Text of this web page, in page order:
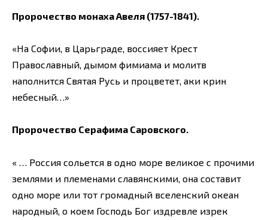
Пророчество монаха Авеля (1757-1841).
«На Софии, в Царьграде, воссияет Крест
Православный, дымом фимиама и молитв
наполнится Святая Русь и процветет, аки крин
небесный…»
Пророчество Серафима Саровского.
« … Россия сольется в одно море великое с прочими
землями и племенами славянскими, она составит
одно море или тот громадный вселенский океан
народный, о коем Господь Бог издревле изрек